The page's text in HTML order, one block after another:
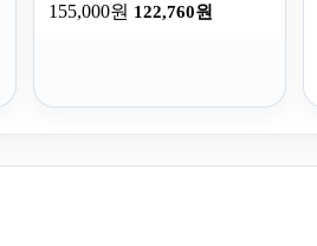
155,000원 122,760원